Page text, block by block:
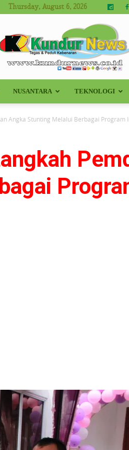
Thursday, August 6, 2026
Kundur
News
NUSANTARA TEKNOLOGI
Angka Stunting Melalui Berbagai Program